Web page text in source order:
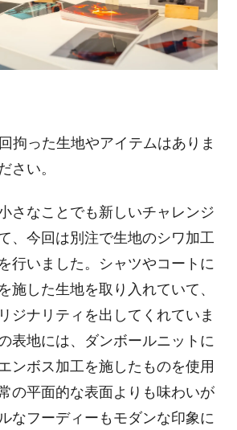
拘った生地やアイテムはありま
さい。
さなことでも新しいチャレンジ
、今回は別注で生地のシワ加工
行いました。
シャツやコートに
施した生地を取り入れていて、
ジナリティを出してくれていま
表地には、ダンボールニットに
ンボス加工を施したものを使用
の平面的な表面よりも味わいが
なフーディーもモダンな印象に